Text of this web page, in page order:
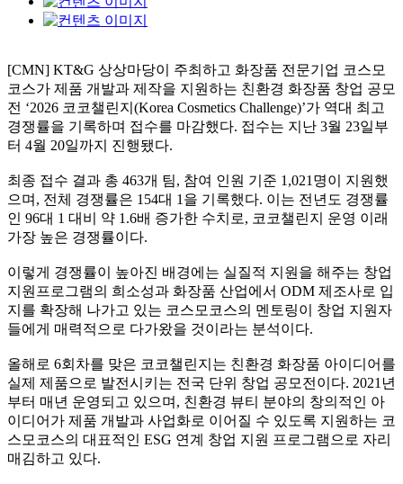
[CMN] KT&G 상상마당이 주최하고 화장품 전문기업 코스모
코스가 제품 개발과 제작을 지원하는 친환경 화장품 창업 공모
전 ‘2026 코코챌린지(Korea Cosmetics Challenge)’가 역대 최고
경쟁률을 기록하며 접수를 마감했다. 접수는 지난 3월 23일부
터 4월 20일까지 진행됐다.
최종 접수 결과 총 463개 팀, 참여 인원 기준 1,021명이 지원했
으며, 전체 경쟁률은 154대 1을 기록했다. 이는 전년도 경쟁률
인 96대 1 대비 약 1.6배 증가한 수치로, 코코챌린지 운영 이래
가장 높은 경쟁률이다.
이렇게 경쟁률이 높아진 배경에는 실질적 지원을 해주는 창업
지원프로그램의 희소성과 화장품 산업에서 ODM 제조사로 입
지를 확장해 나가고 있는 코스모코스의 멘토링이 창업 지원자
들에게 매력적으로 다가왔을 것이라는 분석이다.
올해로 6회차를 맞은 코코챌린지는 친환경 화장품 아이디어를
실제 제품으로 발전시키는 전국 단위 창업 공모전이다. 2021년
부터 매년 운영되고 있으며, 친환경 뷰티 분야의 창의적인 아
이디어가 제품 개발과 사업화로 이어질 수 있도록 지원하는 코
스모코스의 대표적인 ESG 연계 창업 지원 프로그램으로 자리
매김하고 있다.